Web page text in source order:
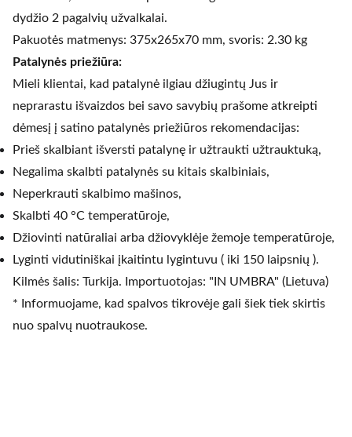
dydžio 2 pagalvių užvalkalai.
Pakuotės matmenys: 375x265x70 mm, svoris: 2.30 kg
Patalynės priežiūra:
Mieli klientai, kad patalynė ilgiau džiugintų Jus ir
neprarastu išvaizdos bei savo savybių prašome atkreipti
dėmesį į satino patalynės priežiūros rekomendacijas:
Prieš skalbiant išversti patalynę ir užtraukti užtrauktuką,
Negalima skalbti patalynės su kitais skalbiniais,
Neperkrauti skalbimo mašinos,
Skalbti 40 °C temperatūroje,
Džiovinti natūraliai arba džiovyklėje žemoje temperatūroje,
Lyginti vidutiniškai įkaitintu lygintuvu ( iki 150 laipsnių ).
Kilmės šalis: Turkija. Importuotojas: "IN UMBRA" (Lietuva)
* Informuojame, kad spalvos tikrovėje gali šiek tiek skirtis
nuo spalvų nuotraukose.